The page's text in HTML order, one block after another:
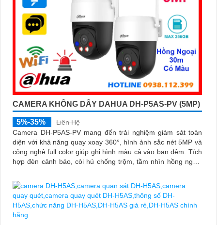
CAMERA KHÔNG DÂY DAHUA DH-P5AS-PV (5MP)
5%-35%
Liên Hệ
Camera DH-P5AS-PV mang đến trải nghiệm giám sát toàn
diện với khả năng quay xoay 360°, hình ảnh sắc nét 5MP và
công nghệ full color giúp ghi hình màu cả vào ban đêm. Tích
hợp đèn cảnh báo, còi hú chống trộm, tầm nhìn hồng ngoại
camera hoạt động ổn định trong mọi điều kiện